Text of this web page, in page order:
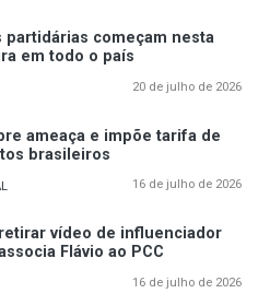
partidárias começam nesta
em todo o país
20 de julho de 2026
ameaça e impõe tarifa de
brasileiros
16 de julho de 2026
vídeo de influenciador
Flávio ao PCC
16 de julho de 2026